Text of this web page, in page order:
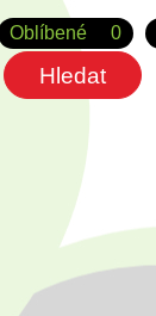
Oblíbené 0